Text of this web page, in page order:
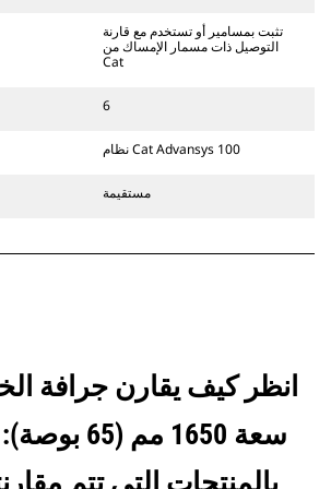
يستخدم مفصلات قارنة التوصيل السريعة
الثابتة. تتميز قارنات التوصيل المخصصة
تتوفر قارنات التوصيل المخصصة من
تثبت بمسامير أو تستخدم مع قارنة
التوصيل ذات مسمار الإمساك من
Cat
6
نظام Cat Advansys 100
مستقيمة
انظر كيف يقارن جرافة